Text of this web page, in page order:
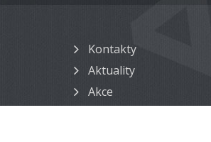
Kontakty
Aktuality
Akce